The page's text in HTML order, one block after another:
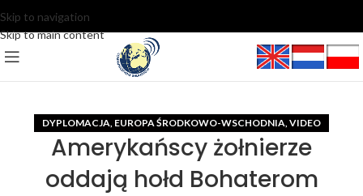
Skip to navigation
Skip to main content
DYPLOMACJA EUROPA ŚRODKOWO-WSCHODNIA VIDEO
Amerykańscy żołnierze
oddają hołd Bohaterom